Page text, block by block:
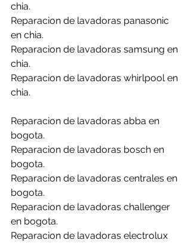
chia.
Reparacion de lavadoras panasonic
en chia.
Reparacion de lavadoras samsung en
chia.
Reparacion de lavadoras whirlpool en
chia.
Reparacion de lavadoras abba en
bogota.
Reparacion de lavadoras bosch en
bogota.
Reparacion de lavadoras centrales en
bogota.
Reparacion de lavadoras challenger
en bogota.
Reparacion de lavadoras electrolux